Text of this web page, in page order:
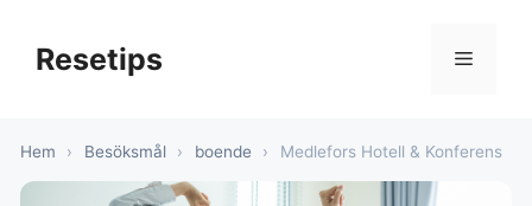
innehållResetips Meny
Hem › Besöksmål › boende › Medlefors Hotell & Konferens